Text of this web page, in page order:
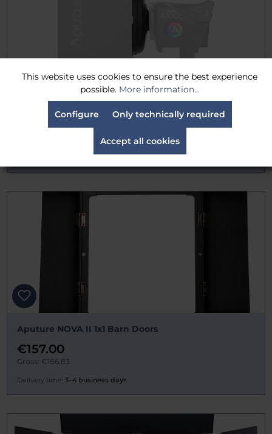
€39.00
Aputure NOVA II 1x1 Barn Doors
€157.00
Gross: €186.83
Delivery time: 3–4 business days
This website uses cookies to ensure the best experience
possible. More information...
Only technically required
Configure
Accept all cookies